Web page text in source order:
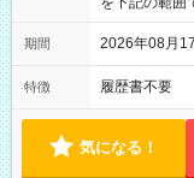
09:45～
07:45
期間 2026年08月
特徴 履歴書不要
気になる！